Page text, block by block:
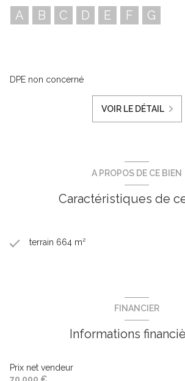
A B C D E F G
DPE non concerné
VOIR LE DÉTAIL
A PROPOS DE CE BIEN
Caractéristiques de
terrain 664 m²
FINANCIER
Informations
Prix net vendeur
70 000 €